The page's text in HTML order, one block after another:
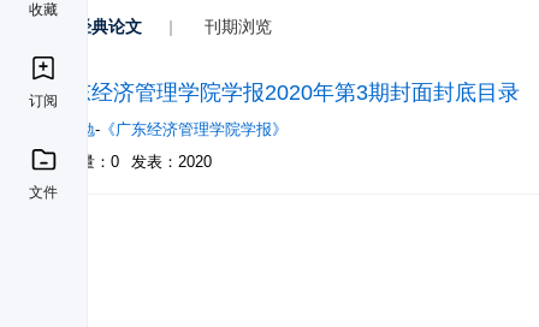
收藏
订阅
文件
经典论文 | 刊期浏览
广东经济管理学院学报2020年第3期封面封底目录
潘自勉- 《广东经济管理学院学报》
被引量：0
发表：2020